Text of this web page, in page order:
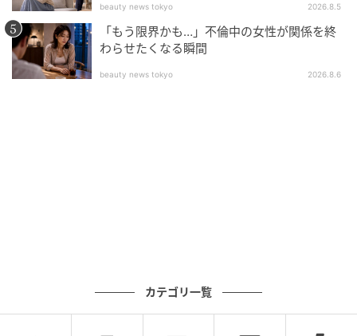
beauty news tokyo 2026.8.5
「もう限界かも…」不倫中の女性が関係を終
わらせたくなる瞬間
beauty news tokyo 2026.8.6
カテゴリ一覧